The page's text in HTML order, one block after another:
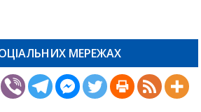
МЕРЕЖАХ